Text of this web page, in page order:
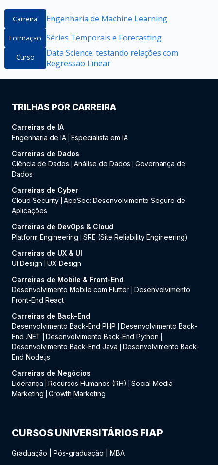
Carreira Engenharia de Machine Learning
Formação Séries Temporais e Forecasting
Curso
Data Science: testando relações com
Regressão Linear
TRILHAS POR CARREIRA
Carreiras de IA
Engenharia de IA Especialista em IA
Carreiras de Dados
Ciência de Dados
Análise de Dados
Governança de
Dados
Carreiras de Cyber
Cloud Security AppSec: Desenvolvimento Seguro de
Aplicações
Carreiras de DevOps & Cloud
Platform Engineering
SRE (Site Reliability Engineering)
Carreiras de UX & UI
UI Design
UX Design
Carreiras de Mobile & Front-End
Desenvolvimento Mobile com Flutter
Desenvolvimento
Front-End React
Carreiras de Back-End
Desenvolvimento Back-End PHP
Desenvolvimento Back-
End .NET
Desenvolvimento Back-End Python
Desenvolvimento Back-End Java
Desenvolvimento Back-
End Node.js
Carreiras de Negócios
Liderança
Recursos Humanos (RH)
Social Media
Marketing
Growth Marketing
CURSOS UNIVERSITÁRIOS FIAP
Graduação Pós-graduação MBA